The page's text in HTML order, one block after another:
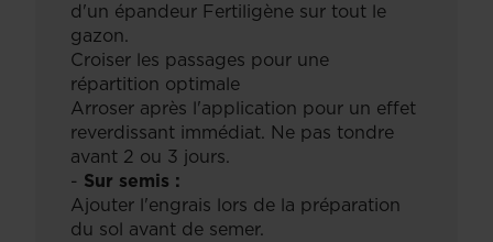
d'un épandeur Fertiligène sur tout le
gazon.
Croiser les passages pour une
répartition optimale
Arroser après l'application pour un effet
reverdissant immédiat. Ne pas tondre
avant 2 ou 3 jours.
- Sur semis :
Ajouter l'engrais lors de la préparation
du sol avant de semer.